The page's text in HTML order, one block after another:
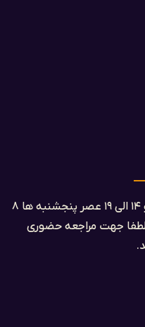
ثبت سفارش:ساعت ۸ صبح الی ۱۳ و ۱۴ الی ۱۹ عصر پنجشنبه ها ۸
لطفا جهت مراجعه حضوری